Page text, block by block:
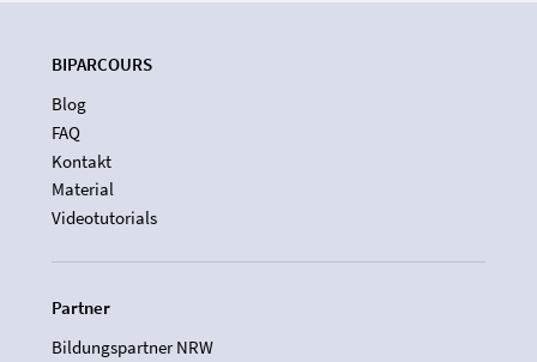
BIPARCOURS
Blog
FAQ
Kontakt
Material
Videotutorials
Partner
Bildungspartner NRW